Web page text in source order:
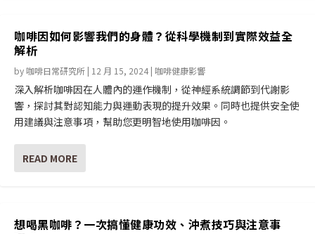
咖啡因如何影響我們的身體？從科學機制到實際效益全
解析
by咖啡日常研究所 | 12 月 15, 2024 | 咖啡健康影響
深入解析咖啡因在人體內的運作機制，從神經系統調節到代謝影
響，探討其對認知能力與運動表現的提升效果。同時也提供安全使
用建議與注意事項，幫助您更明智地使用咖啡因。
READ MORE
想喝黑咖啡？一次搞懂健康功效、沖煮技巧與注意事